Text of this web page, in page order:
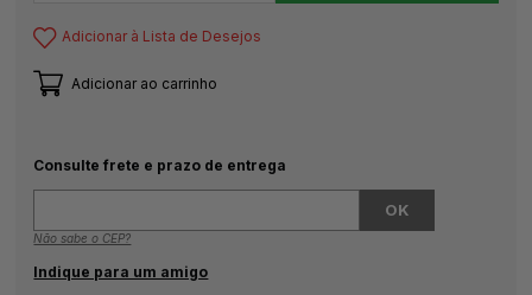
Adicionar à Lista de Desejos
Adicionar ao carrinho
Consulte frete e prazo de entrega
Não sabe o CEP?
Indique para um amigo